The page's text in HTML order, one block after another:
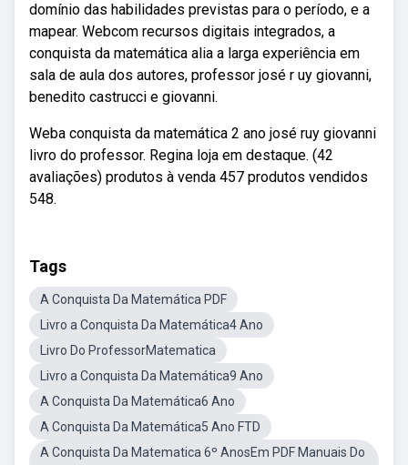
domínio das habilidades previstas para o período, e a
mapear. Webcom recursos digitais integrados, a
conquista da matemática alia a larga experiência em
sala de aula dos autores, professor josé r uy giovanni,
benedito castrucci e giovanni.
Weba conquista da matemática 2 ano josé ruy giovanni
livro do professor. Regina loja em destaque. (42
avaliações) produtos à venda 457 produtos vendidos
548.
Tags
A Conquista Da Matemática PDF
Livro a Conquista Da Matemática4 Ano
Livro Do ProfessorMatematica
Livro a Conquista Da Matemática9 Ano
A Conquista Da Matemática6 Ano
A Conquista Da Matemática5 Ano FTD
A Conquista Da Matematica 6º AnosEm PDF Manuais Do